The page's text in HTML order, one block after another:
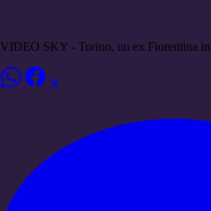
VIDEO SKY - Torino, un ex Fiorentina in